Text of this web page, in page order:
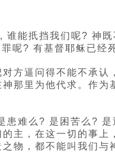
能扺挡我们呢? 神
呢? 有基督耶稣已经
方逼问得不能不承
那里为他代求。作
难么? 是困苦么?
主，在这一切的事
物，都不能叫我们